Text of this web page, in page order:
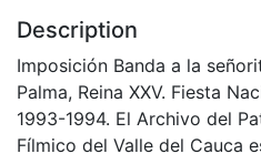
Description
Imposición Banda a la
Palma, Reina XXV. Fiesta
1993-1994. El Archivo del
Fílmico del Valle del Cauca